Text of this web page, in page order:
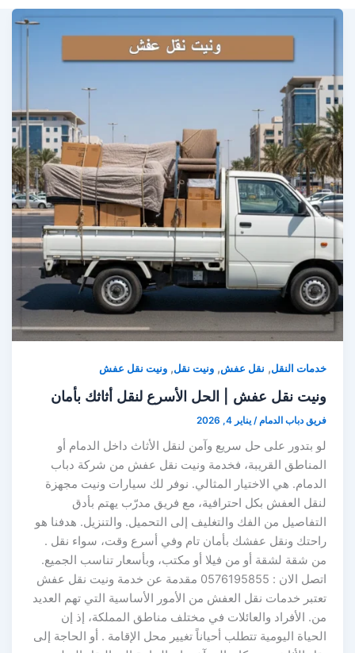
خدمات النقل, نقل عفش,ونيت نقل, ونيت نقل عفش
ونيت نقل عفش | الحل الأسرع لنقل أثاثك بأمان
فريق دباب الدمام/يناير 4, 2026
لو بتدور على حل سريع وآمن لنقل الأثاث داخل الدمام أو
المناطق القريبة، فخدمة ونيت نقل عفش من شركة دباب
الدمام. هي الاختيار المثالي. نوفر لك سيارات ونيت مجهزة
لنقل العفش بكل احترافية، مع فريق مدرّب يهتم بأدق
التفاصيل من الفك والتغليف إلى التحميل. والتنزيل. هدفنا هو
راحتك ونقل عفشك بأمان تام وفي أسرع وقت، سواء نقل .
من شقة لشقة أو من فيلا أو مكتب، وبأسعار تناسب الجميع.
اتصل الان : 0576195855 مقدمة عن خدمة ونيت نقل عفش
تعتبر خدمات نقل العفش من الأمور الأساسية التي تهم العديد
من. الأفراد والعائلات في مختلف مناطق المملكة، إذ إن
الحياة اليومية تتطلب أحياناً تغيير محل الإقامة . أو الحاجة إلى